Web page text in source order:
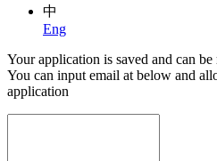
中
Eng
Your application is saved and can
You can input email at below and
application